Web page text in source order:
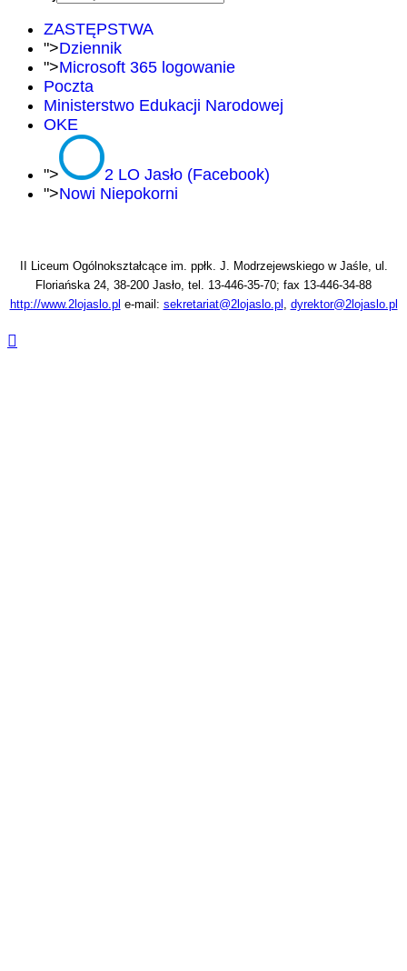
ZASTĘPSTWA
">Dziennik
">Microsoft 365 logowanie
Poczta
Ministerstwo Edukacji Narodowej
OKE
">
2 LO Jasło (Facebook)
">Nowi Niepokorni
II Liceum Ogólnokształcące im. ppłk. J. Modrzejewskiego w Jaśle, ul.
Floriańska 24, 38-200 Jasło, tel. 13-446-35-70; fax 13-446-34-88
http://www.2lojaslo.pl e-mail: sekretariat@2lojaslo.pl , dyrektor@2lojaslo.pl